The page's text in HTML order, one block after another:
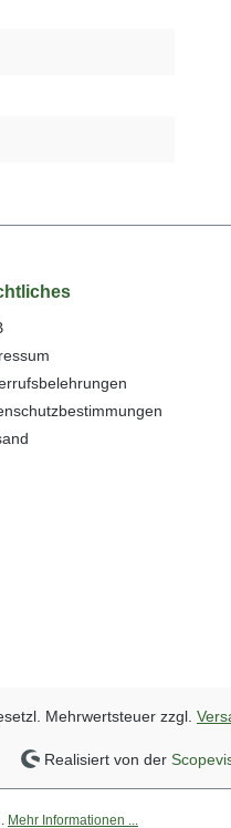
Mehrwertsteuer zzgl.
Realisiert von der
Mehr Informationen ...